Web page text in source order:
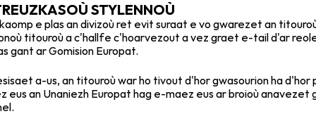
STYLENNOÙ
e plas an divizoù ret evit suraat e vo gwarezet an
titouroù a c'hallfe c'hoarvezout a vez graet e-tail d'ar
gant ar Gomision Europat.
a-us, an titouroù war ho tivout d'hor gwasourion ha d'hor
an Unaniezh Europat hag e-maez eus ar broioù anavezet